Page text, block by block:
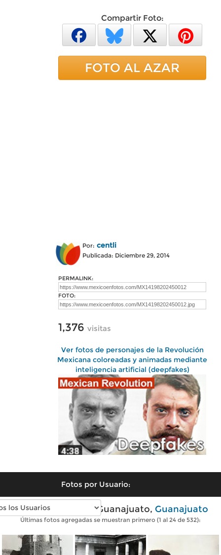
Compartir Foto:
FOTO AL AZAR
Por: centli
Publicada: Diciembre 29, 2014
PERMALINK:
FOTO:
1,376 visitas
Ver fotos de personajes de la Revolución
Mexicana coloreadas y animadas mediante
inteligencia artificial (deepfakes)
Fotos por Usuario:
Fotos antiguas de Guanajuato, Guanajuato
Últimas fotos agregadas se muestran primero (1 al 24 de 532):